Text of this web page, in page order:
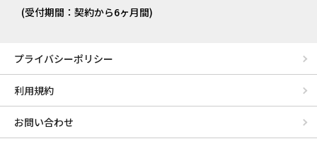
(受付期間：契約から6ヶ月間)
プライバシーポリシー
利用規約
お問い合わせ